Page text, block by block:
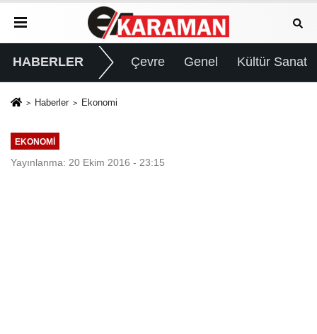
HABERLER Çevre Genel Kültür Sanat
Haberler Ekonomi
EKONOMI
Yayınlanma: 20 Ekim 2016 - 23:15